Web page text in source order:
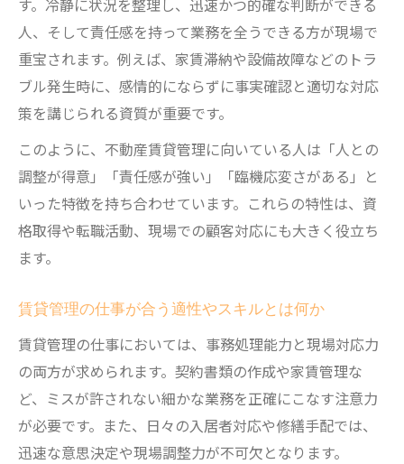
人、そして責任感を持って業務を全うできる方が現場で
重宝されます。例えば、家賃滞納や設備故障などのトラ
ブル発生時に、感情的にならずに事実確認と適切な対応
策を講じられる資質が重要です。
このように、不動産賃貸管理に向いている人は「人との
調整が得意」「責任感が強い」「臨機応変さがある」と
いった特徴を持ち合わせています。これらの特性は、資
格取得や転職活動、現場での顧客対応にも大きく役立ち
ます。
賃貸管理の仕事が合う適性やスキルとは何か
賃貸管理の仕事においては、事務処理能力と現場対応力
の両方が求められます。契約書類の作成や家賃管理な
ど、ミスが許されない細かな業務を正確にこなす注意力
が必要です。また、日々の入居者対応や修繕手配では、
迅速な意思決定や現場調整力が不可欠となります。